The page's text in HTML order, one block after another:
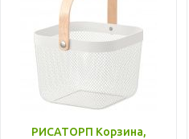
РИСАТОРП Корзина,